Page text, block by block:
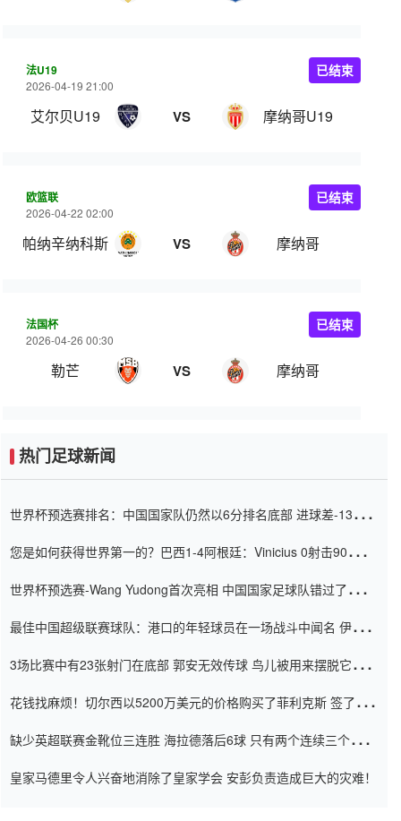
法U19
2026-04-19 21:00
艾尔贝U19 VS 摩纳哥U19
已结束
欧篮联
2026-04-22 02:00
帕纳辛纳科斯 VS 摩纳哥
已结束
法国杯
2026-04-26 00:30
勒芒 VS 摩纳哥
已结束
热门足球新闻
世界杯预选赛排名：中国国家队仍然以6分排名底部 进球差-13令人
您是如何获得世界第一的？巴西1-4阿根廷：Vinicius 0射击90分钟
世界杯预选赛-Wang Yudong首次亮相 中国国家足球队错过了世界
最佳中国超级联赛球队：港口的年轻球员在一场战斗中闻名 伊万放
3场比赛中有23张射门在底部 郭安无效传球 鸟儿被用来摆脱它
花钱找麻烦！切尔西以5200万美元的价格购买了菲利克斯 签了7年
缺少英超联赛金靴位三连胜 海拉德落后6球 只有两个连续三个连续
皇家马德里令人兴奋地消除了皇家学会 安彭负责造成巨大的灾难！